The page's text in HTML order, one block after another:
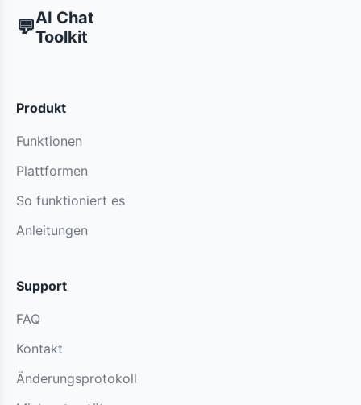
💬AI Chat
Toolkit
Produkt
Funktionen
Plattformen
So funktioniert es
Anleitungen
Support
FAQ
Kontakt
Änderungsprotokoll